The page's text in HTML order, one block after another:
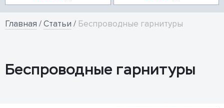
Главная /Статьи / Беспроводные гарнитуры
Беспроводные гарнитуры